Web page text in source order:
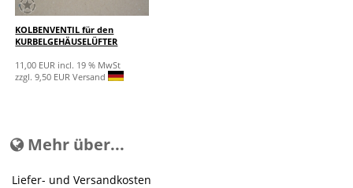
KOLBENVENTIL für den
KURBELGEHÄUSELÜFTER
11,00 EUR incl. 19 % MwSt
zzgl. 9,50 EUR Versand
Mehr über...
Liefer- und Versandkosten